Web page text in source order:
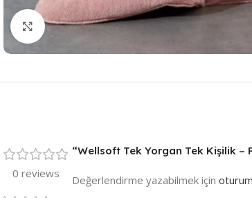
Resmi Büyüt
0 reviews
“Wellsoft Tek Yorgan Tek Kişilik
Değerlendirme yazabilmek için oturum